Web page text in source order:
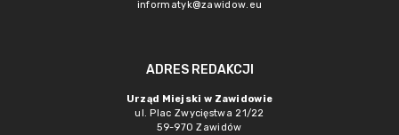
informatyk@zawidow.eu
ADRES REDAKCJI
Urząd Miejski w Zawidowie
ul. Plac Zwycięstwa 21/22
59-970 Zawidów